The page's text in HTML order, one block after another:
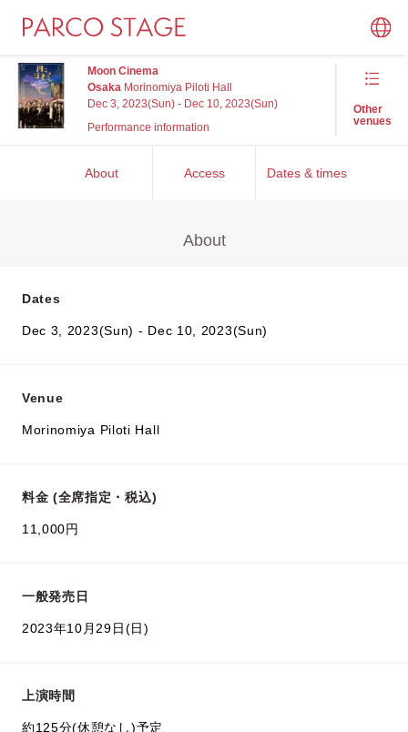
Moon Cinema
Osaka Morinomiya Piloti Hall
Dec 3, 2023(Sun) - Dec 10, 2023(Sun)
Performance information
Other
venues
About Access Dates & times
About
Dates
Dec 3, 2023(Sun) - Dec 10, 2023(Sun)
Venue
Morinomiya Piloti Hall
料金 (全席指定・税込)
11,000円
一般発売日
2023年10月29日(日)
上演時間
約125分(休憩なし)予定